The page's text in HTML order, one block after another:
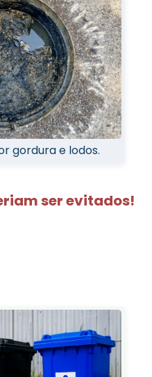
gordura e lodos.
ser evitados!